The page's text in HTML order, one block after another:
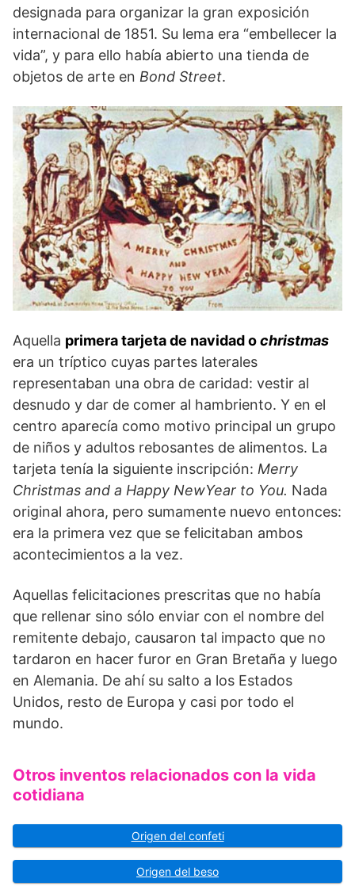
designada para organizar la gran exposición
internacional de 1851. Su lema era “embellecer la
vida”, y para ello había abierto una tienda de
objetos de arte en Bond Street.
Aquella primera tarjeta de navidad ochristmas
era un tríptico cuyas partes laterales
representaban una obra de caridad: vestir al
desnudo y dar de comer al hambriento. Y en el
centro aparecía como motivo principal un grupo
de niños y adultos rebosantes de alimentos. La
tarjeta tenía la siguiente inscripción: Merry
Christmas and a Happy NewYear to You. Nada
original ahora, pero sumamente nuevo entonces:
era la primera vez que se felicitaban ambos
acontecimientos a la vez.
Aquellas felicitaciones prescritas que no había
que rellenar sino sólo enviar con el nombre del
remitente debajo, causaron tal impacto que no
tardaron en hacer furor en Gran Bretaña y luego
en Alemania. De ahí su salto a los Estados
Unidos, resto de Europa y casi por todo el
mundo.
Otros inventos relacionados con la vida
cotidiana
Origen del confeti
Origen del beso